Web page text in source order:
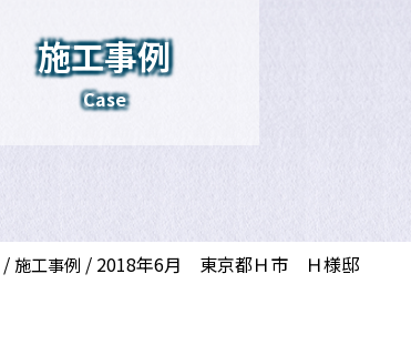
施工事例
Case
/施工事例 / 2018年6月 東京都Ｈ市 Ｈ様邸